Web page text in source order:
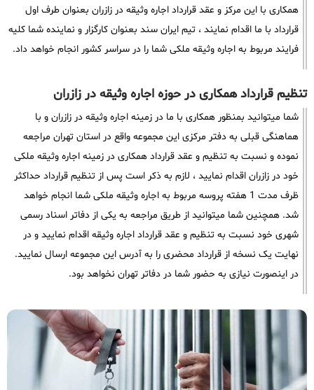
همکاری با این مرکز و عقد قرارداد اجاره وثیقه در زازران بعنوان طرف اول
قرارداد با ما اقدام نمایند ، تیم ایران سند بعنوان کارگزار و نماینده شما کلیه
فرایند مربوط به اجاره وثیقه ملکی شما را در سراسر کشور انجام خواهد داد.
تنظیم قرارداد همکاری در حوزه اجاره وثیقه در زازران
شما میتوانید بمنظور همکاری با ما در زمینه اجاره وثیقه در زازران و با
هماهنگی قبلی به دفتر مرکزی این مجموعه واقع در استان تهران مراجعه
نموده و نسبت به تنظیم و عقد قرارداد همکاری در زمینه اجاره وثیقه ملکی
خود در زازران اقدام نمایید ، لازم به ذکر است پس از تنظیم قرارداد حداکثر
ظرف مدت 1 هفته پروسه مربوط به اجاره وثیقه ملکی شما انجام خواهد
شد. همچنین شما میتوانید از طریق مراجعه به یکی از دفاتر اسناد رسمی
شهری خود نسبت به تنظیم و عقد قرارداد اجاره وثیقه اقدام نمایید و در
نهایت یک نسخه از قرارداد محضری را به آدرس این مجموعه ارسال نمایید.
در اینصورت نیازی به حضور شما در دفاتر تهران نخواهد بود.